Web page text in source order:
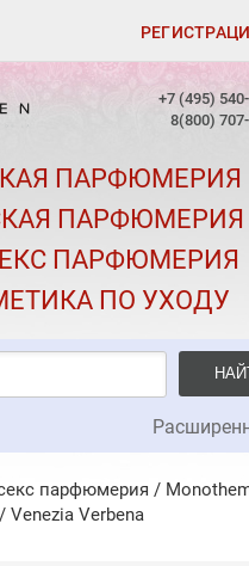
КАК ЗАКАЗАТЬ
СКИДКИ
КОНТАКТЫ
О КАЧЕСТВЕ
К ЗАКАЗАМ
+7 (495)
8(800)
ПАРФЮМЕРИЯ
ПАРФЮМЕРИЯ
ПАРФЮМЕРИЯ
ПО УХОДУ
парфюмерия /
/ Venezia Verbena